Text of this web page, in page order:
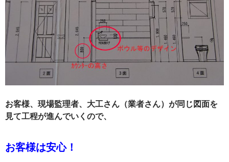
お客様、現場監理者、大工さん（業者さん）が同じ図面を
見て工程が進んでいくので、
お客様は安心！